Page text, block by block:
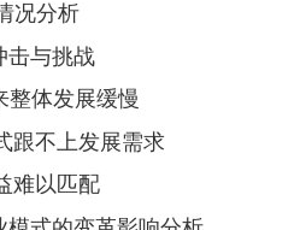
况分析
击与挑战
整体发展缓慢
跟不上发展需求
难以匹配